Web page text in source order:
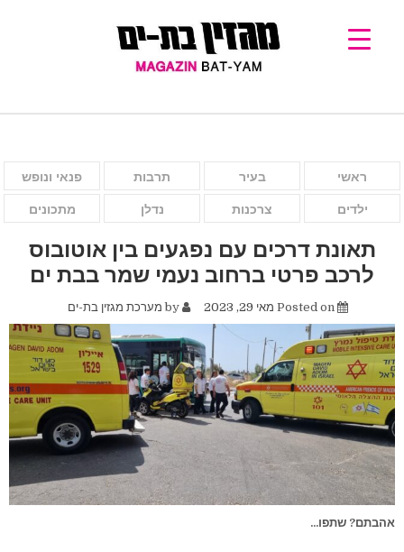
ראשי בעיר תרבות פנאי ונופש
ילדים צרכנות נדלן מתכונים
תאונת דרכים עם נפגעים בין אוטובוס
לרכב פרטי ברחוב נעמי שמר בבת ים
Posted on מאי 29, 2023 by מערכת מגזין בת-ים
אהבתם? שתפו...